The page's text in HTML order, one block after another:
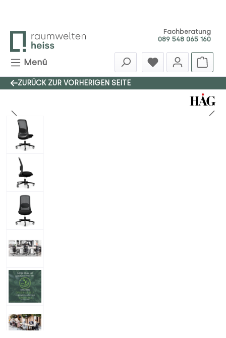
Fachberatung
089 548 065 160
Menü
ZURÜCK ZUR VORHERIGEN SEITE
Bildergalerie überspringen
SALE